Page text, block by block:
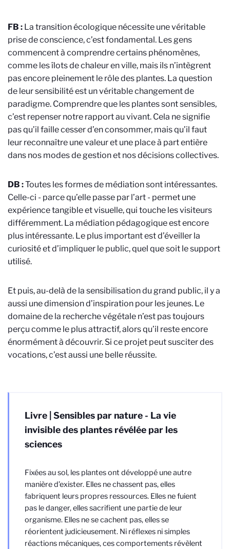
FB : La transition écologique nécessite une véritable
prise de conscience, c’est fondamental. Les gens
commencent à comprendre certains phénomènes,
comme les îlots de chaleur en ville, mais ils n’intègrent
pas encore pleinement le rôle des plantes. La question
de leur sensibilité est un véritable changement de
paradigme. Comprendre que les plantes sont sensibles,
c’est repenser notre rapport au vivant. Cela ne signifie
pas qu’il faille cesser d’en consommer, mais qu’il faut
leur reconnaître une valeur et une place à part entière
dans nos modes de gestion et nos décisions collectives.
DB :Toutes les formes de médiation sont intéressantes.
Celle-ci - parce qu’elle passe par l’art - permet une
expérience tangible et visuelle, qui touche les visiteurs
différemment. La médiation pédagogique est encore
plus intéressante. Le plus important est d’éveiller la
curiosité et d’impliquer le public, quel que soit le support
utilisé.
Et puis, au-delà de la sensibilisation du grand public, il y a
aussi une dimension d’inspiration pour les jeunes. Le
domaine de la recherche végétale n’est pas toujours
perçu comme le plus attractif, alors qu’il reste encore
énormément à découvrir. Si ce projet peut susciter des
vocations, c’est aussi une belle réussite.
Livre | Sensibles par nature - La vie
invisible des plantes révélée par les
sciences
Fixées au sol, les plantes ont développé une autre
manière d’exister. Elles ne chassent pas, elles
fabriquent leurs propres ressources. Elles ne fuient
pas le danger, elles sacrifient une partie de leur
organisme. Elles ne se cachent pas, elles se
réorientent judicieusement. Ni réflexes ni simples
réactions mécaniques, ces comportements révèlent